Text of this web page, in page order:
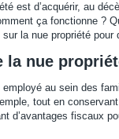
est d’acquérir, au
ça fonctionne ?
la nue propriété pour
la nue
au sein des
tout en
d’avantages fiscaux